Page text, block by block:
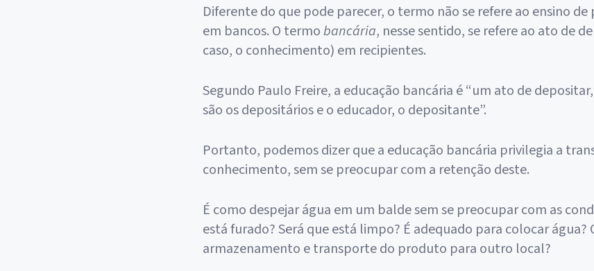
Diferente do que pode parecer, o termo não se refere ao ensino
em bancos. O termobancária, nesse sentido, se refere ao ato de
caso, o conhecimento) em recipientes.
Segundo Paulo Freire, a educação bancária é “um ato de
são os depositários e o educador, o depositante”.
Portanto, podemos dizer que a educação bancária privilegia a
conhecimento, sem se preocupar com a retenção deste.
É como despejar água em um balde sem se preocupar com as
está furado? Será que está limpo? É adequado para colocar água?
armazenamento e transporte do produto para outro local?